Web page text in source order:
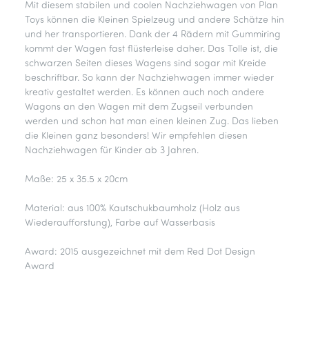
Mit diesem stabilen und coolen Nachziehwagen von Plan
Toys können die Kleinen Spielzeug und andere Schätze hin
und her transportieren. Dank der 4 Rädern mit Gummiring
kommt der Wagen fast flüsterleise daher. Das Tolle ist, die
schwarzen Seiten dieses Wagens sind sogar mit Kreide
beschriftbar. So kann der Nachziehwagen immer wieder
kreativ gestaltet werden. Es können auch noch andere
Wagons an den Wagen mit dem Zugseil verbunden
werden und schon hat man einen kleinen Zug. Das lieben
die Kleinen ganz besonders! Wir empfehlen diesen
Nachziehwagen für Kinder ab 3 Jahren.
Maße: 25 x 35.5 x 20cm
Material: aus 100% Kautschukbaumholz (Holz aus
Wiederaufforstung), Farbe auf Wasserbasis
Award: 2015 ausgezeichnet mit dem Red Dot Design
Award